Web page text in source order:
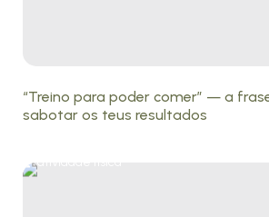
“Treino para poder comer” — a
sabotar os teus resultados